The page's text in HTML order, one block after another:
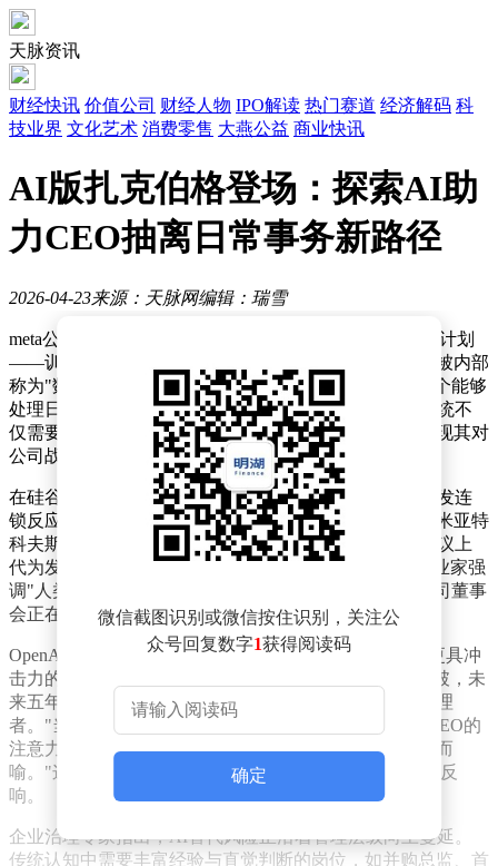
天脉资讯
财经快讯 价值公司 财经人物 IPO解读 热门赛道 经济解码 科
技业界 文化艺术 消费零售 大燕公益 商业快讯
AI版扎克伯格登场：探索AI助
力CEO抽离日常事务新路径
2026-04-23来源：天脉网编辑：瑞雪
meta公司创始人马克·扎克伯格正在推进一项颇具争议的计划
——训练人工智能模拟自身决策模式与沟通风格。这项被内部
称为"数字分身"的项目，旨在通过机器学习技术构建一个能够
处理日常管理事务的虚拟CEO。据知情人士透露，该系统不
仅需要掌握扎克伯格的肢体语言和口头禅，更要精准复现其对
公司战略的判断逻辑。
在硅谷，这种将高层管理职能部分托付给AI的尝试正引发连
锁反应。Klarna金融科技公司首席执行官塞巴斯蒂安·谢米亚特
科夫斯基已率先试水，其AI替身不仅在季度财报电话会议上
代为发言，还能处理30%的客户咨询。尽管这位瑞典企业家强
调"人类决策者不可替代"，但市场观察家注意到，该公司董事
会正在重新评估高管团队的职责边界。
OpenAI首席执行官山姆·奥特曼在近期技术峰会上抛出更具冲
击力的观点。他预测随着通用人工智能（AGI）技术突破，未
来五年内可能出现比人类高管更擅长战略决策的数字管理
者。"当AI能同时处理二十个维度的变量分析，而人类CEO的
注意力最多覆盖五个关键指标时，董事会的选择将不言而
喻。"这位ChatGPT之父的论断，在风险投资界激起强烈反
响。
企业治理专家指出，AI替代风险正沿着管理层级向上蔓延。
传统认知中需要丰富经验与直觉判断的岗位，如并购总监、首
微信截图识别或微信按住识别，关注公
众号回复数字1获得阅读码
确定